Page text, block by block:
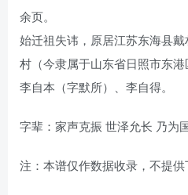
余页。
始迁祖失讳，原居江苏东海县
村（今隶属于山东省日照市东
李自本（字默所）、李自得。
字辈：家声克振 世泽允长 乃为
注：本谱仅作数据收录，不提供